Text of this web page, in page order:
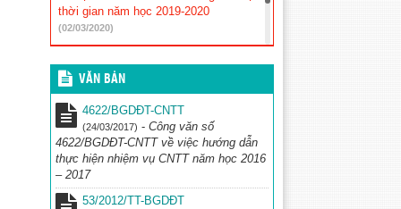
thời gian năm học 2019-2020
(02/03/2020)
định sách giáo khoa lớp 1
VĂN BẢN
4622/BGDĐT-CNTT
(24/03/2017) - Công văn số
4622/BGDĐT-CNTT về việc hướng dẫn
thực hiện nhiệm vụ CNTT năm học 2016
– 2017
53/2012/TT-BGDĐT